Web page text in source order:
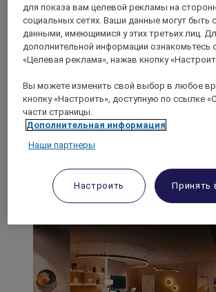
ЛОНДОН, Великобритания
Отель Mercure Лондон Гайд-
Лондон Гайд-Парк, где элегантность
сочетается с удобствами настоящего.
легендарным парком в нескольких
вокзала Паддингтон отличается
технологиями. Оцените удобство
Лондоне. Приглашаем вас в наш
4,4/5Rated 4,4 of 5
для показа вам целевой рекламы на
социальных сетях. Ваши данные могут быть
данными, имеющимися у этих третьих лиц.
дополнительной информации ознакомьтесь
«Целевая реклама», нажав кнопку
Вы можете изменить свой выбор в любое
кнопку «Настроить», доступную по ссылке
части страницы.
Дополнительная информация
Наши партнеры
Настроить Принять